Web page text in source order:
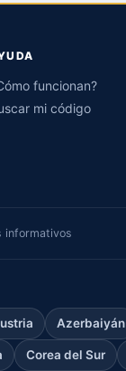
funcionan?
mi código
informativos
Azerbaiyán
Corea del Sur